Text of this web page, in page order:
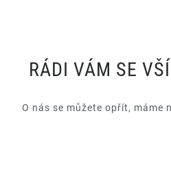
RÁDI VÁM SE
O nás se můžete opřít, máme